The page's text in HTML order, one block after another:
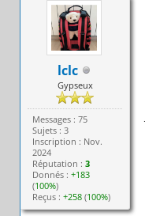
lclc
Gypseux
Messages : 75
Sujets : 3
Inscription : Nov.
2024
Réputation :3
Donnés :+183
(100%)
Reçus :+258 (100%)